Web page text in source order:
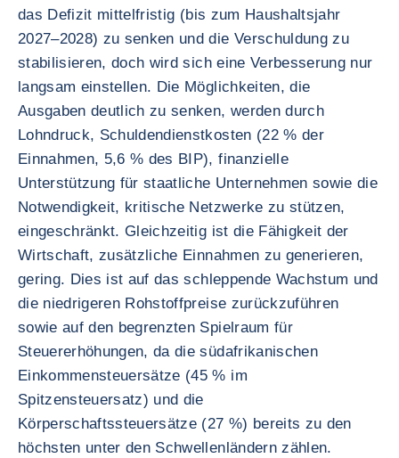
das Defizit mittelfristig (bis zum Haushaltsjahr
2027–2028) zu senken und die Verschuldung zu
stabilisieren, doch wird sich eine Verbesserung nur
langsam einstellen. Die Möglichkeiten, die
Ausgaben deutlich zu senken, werden durch
Lohndruck, Schuldendienstkosten (22 % der
Einnahmen, 5,6 % des BIP), finanzielle
Unterstützung für staatliche Unternehmen sowie die
Notwendigkeit, kritische Netzwerke zu stützen,
eingeschränkt. Gleichzeitig ist die Fähigkeit der
Wirtschaft, zusätzliche Einnahmen zu generieren,
gering. Dies ist auf das schleppende Wachstum und
die niedrigeren Rohstoffpreise zurückzuführen
sowie auf den begrenzten Spielraum für
Steuererhöhungen, da die südafrikanischen
Einkommensteuersätze (45 % im
Spitzensteuersatz) und die
Körperschaftssteuersätze (27 %) bereits zu den
höchsten unter den Schwellenländern zählen.